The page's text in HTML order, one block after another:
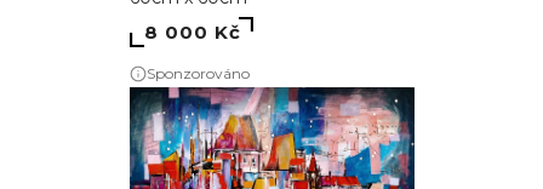
8 000 Kč
Sponzorováno